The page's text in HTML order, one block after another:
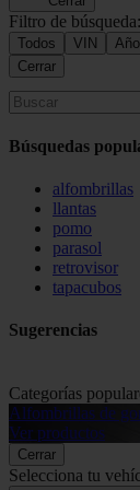
Filtro de búsqueda:
Todos VIN
Cerrar
Búsquedas
alfombrillas
llantas
pomo
parasol
retrovisor
tapacubos
Sugerencias
Categorías
Alfombrillas de
Ver productos
Cerrar
Selecciona tu